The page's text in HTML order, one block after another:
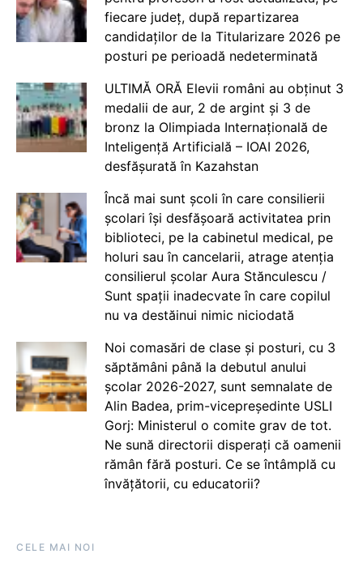
fiecare județ, după repartizarea
candidaților de la Titularizare 2026 pe
posturi pe perioadă nedeterminată
ULTIMĂ ORĂ Elevii români au obținut 3
medalii de aur, 2 de argint și 3 de
bronz la Olimpiada Internațională de
Inteligență Artificială – IOAI 2026,
desfășurată în Kazahstan
Încă mai sunt școli în care consilierii
școlari își desfășoară activitatea prin
biblioteci, pe la cabinetul medical, pe
holuri sau în cancelarii, atrage atenția
consilierul școlar Aura Stănculescu /
Sunt spații inadecvate în care copilul
nu va destăinui nimic niciodată
Noi comasări de clase și posturi, cu 3
săptămâni până la debutul anului
școlar 2026-2027, sunt semnalate de
Alin Badea, prim-vicepreședinte USLI
Gorj: Ministerul o comite grav de tot.
Ne sună directorii disperați că oamenii
rămân fără posturi. Ce se întâmplă cu
învățătorii, cu educatorii?
CELE MAI NOI